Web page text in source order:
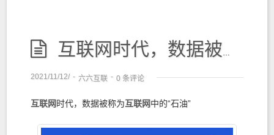
互联网时代，数据被称为互联网中的“石油”
2021/11/12/ - 六六互联 - 0 条评论
互联网 时代，数据被称为互联网中的“石油”